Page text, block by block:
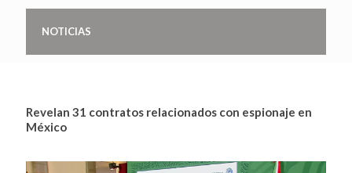
NOTICIAS
Revelan 31 contratos relacionados con espionaje en
México